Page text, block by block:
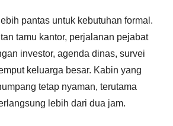
pantas untuk kebutuhan formal.
tamu kantor, perjalanan pejabat
investor, agenda dinas, survei
keluarga besar. Kabin yang
tetap nyaman, terutama
lebih dari dua jam.